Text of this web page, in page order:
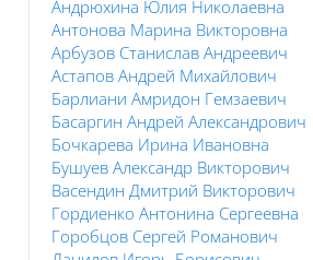
Андрюхина Юлия Николаевна
Антонова Марина Викторовна
Арбузов Станислав Андреевич
Астапов Андрей Михайлович
Барлиани Амридон Гемзаевич
Басаргин Андрей Александрович
Бочкарева Ирина Ивановна
Бушуев Александр Викторович
Васендин Дмитрий Викторович
Гордиенко Антонина Сергеевна
Горобцов Сергей Романович